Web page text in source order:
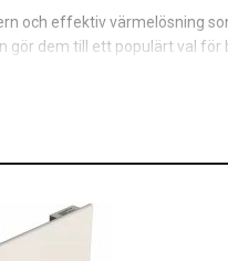
och effektiv värmelösning
gör dem till ett populärt val för
olika rum utan att ta upp
anpassas till olika